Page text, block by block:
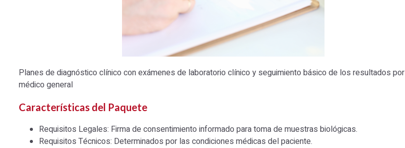
Planes de diagnóstico clínico con exámenes de laboratorio clínico y seguimiento básico de los resultados por
médico general
Características del Paquete
Requisitos Legales: Firma de consentimiento informado para toma de muestras biológicas.
Requisitos Técnicos: Determinados por las condiciones médicas del paciente.